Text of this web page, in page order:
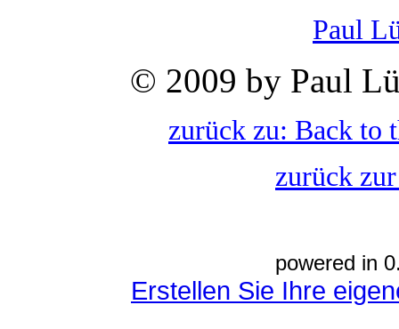
Paul
© 2009 by Paul
zurück zu: Back to
zurück
powered in
Erstellen Sie Ihre